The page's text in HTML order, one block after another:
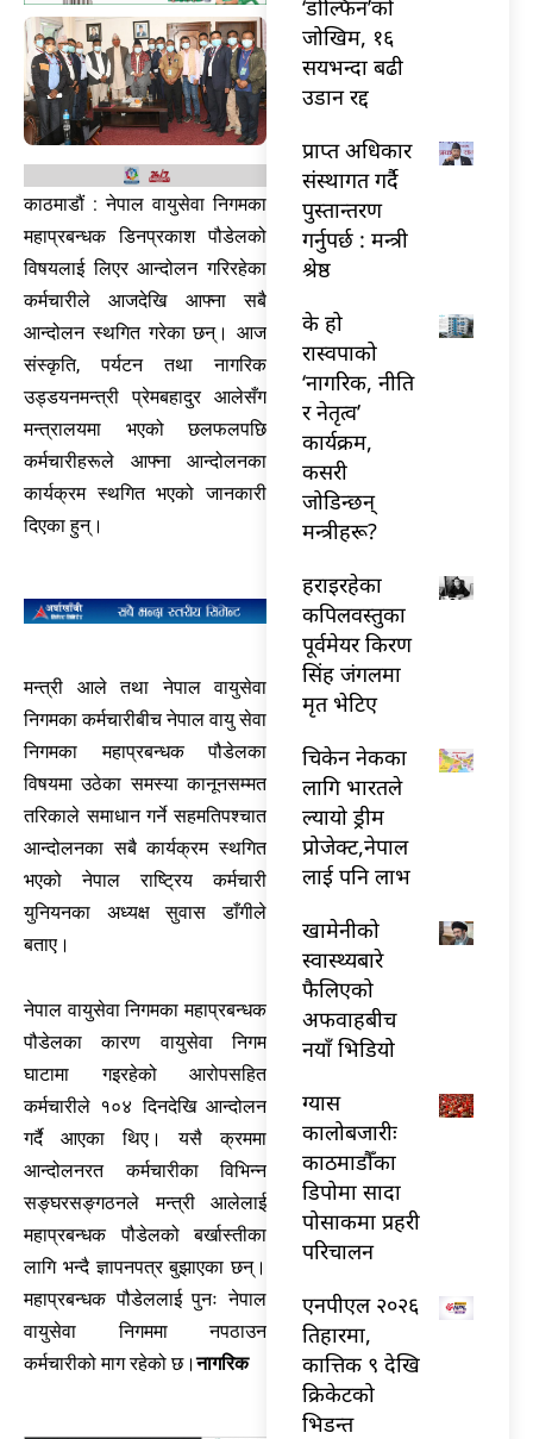
काठमाडौं : नेपाल वायुसेवा निगमका
महाप्रबन्धक डिनप्रकाश पौडेलको
विषयलाई लिएर आन्दोलन गरिरहेका
कर्मचारीले आजदेखि आफ्ना सबै
आन्दोलन स्थगित गरेका छन्। आज
संस्कृति, पर्यटन तथा नागरिक
उड्डयनमन्त्री प्रेमबहादुर आलेसँग
मन्त्रालयमा भएको छलफलपछि
कर्मचारीहरूले आफ्ना आन्दोलनका
कार्यक्रम स्थगित भएको जानकारी
दिएका हुन्।
मन्त्री आले तथा नेपाल वायुसेवा
निगमका कर्मचारीबीच नेपाल वायु सेवा
निगमका महाप्रबन्धक पौडेलका
विषयमा उठेका समस्या कानूनसम्मत
तरिकाले समाधान गर्ने सहमतिपश्चात
आन्दोलनका सबै कार्यक्रम स्थगित
भएको नेपाल राष्ट्रिय कर्मचारी
युनियनका अध्यक्ष सुवास डाँगीले
बताए।
नेपाल वायुसेवा निगमका महाप्रबन्धक
पौडेलका कारण वायुसेवा निगम
घाटामा गइरहेको आरोपसहित
कर्मचारीले १०४ दिनदेखि आन्दोलन
गर्दै आएका थिए। यसै क्रममा
आन्दोलनरत कर्मचारीका विभिन्न
सङ्घरसङ्गठनले मन्त्री आलेलाई
महाप्रबन्धक पौडेलको बर्खास्तीका
लागि भन्दै ज्ञापनपत्र बुझाएका छन्।
महाप्रबन्धक पौडेललाई पुनः नेपाल
वायुसेवा निगममा नपठाउन
कर्मचारीको माग रहेको छ।नागरिक
‘डोल्फिन’को
जोखिम, १६
सयभन्दा बढी
उडान रद्द
प्राप्त अधिकार
संस्थागत गर्दै
पुस्तान्तरण
गर्नुपर्छ : मन्त्री
श्रेष्ठ
के हो
रास्वपाको
‘नागरिक, नीति
र नेतृत्व’
कार्यक्रम,
कसरी
जोडिन्छन्
मन्त्रीहरू?
हराइरहेका
कपिलवस्तुका
पूर्वमेयर किरण
सिंह जंगलमा
मृत भेटिए
चिकेन नेकका
लागि भारतले
ल्यायो ड्रीम
प्रोजेक्ट,नेपाल
लाई पनि लाभ
खामेनीको
स्वास्थ्यबारे
फैलिएको
अफवाहबीच
नयाँ भिडियो
ग्यास
कालोबजारीः
काठमाडौँका
डिपोमा सादा
पोसाकमा प्रहरी
परिचालन
एनपीएल २०२६
तिहारमा,
कात्तिक ९ देखि
क्रिकेटको
भिडन्त